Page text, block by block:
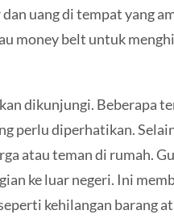
uang di tempat yang
money belt untuk
dikunjungi. Beberapa
perlu diperhatikan.
atau teman di rumah.
ke luar negeri. Ini
kehilangan barang